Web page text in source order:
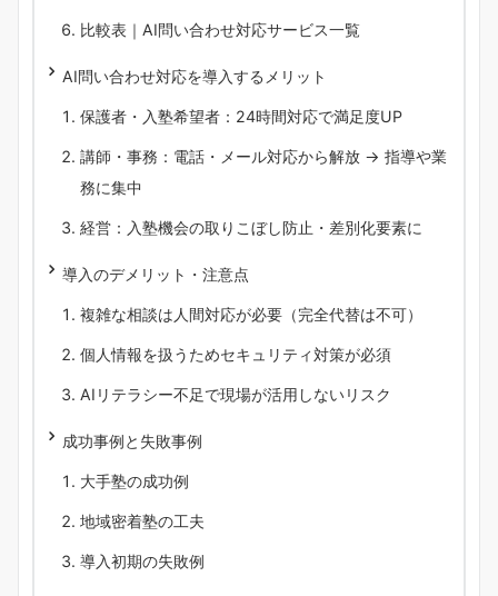
比較表｜AI問い合わせ対応サービス一覧
AI問い合わせ対応を導入するメリット
保護者・入塾希望者：24時間対応で満足度UP
講師・事務：電話・メール対応から解放 → 指導や業
務に集中
経営：入塾機会の取りこぼし防止・差別化要素に
導入のデメリット・注意点
複雑な相談は人間対応が必要（完全代替は不可）
個人情報を扱うためセキュリティ対策が必須
AIリテラシー不足で現場が活用しないリスク
成功事例と失敗事例
大手塾の成功例
地域密着塾の工夫
導入初期の失敗例